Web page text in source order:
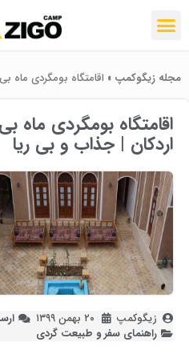
مجله زیگوکمپ » اقامتگاه بومگردی ماه
اقامتگاه بومگردی ماه
اردکان | جذاب و بی ریا
زیگوکمپ ۲۰ بهمن ۱۳۹۹
راهنمای سفر و طبیعت گردی